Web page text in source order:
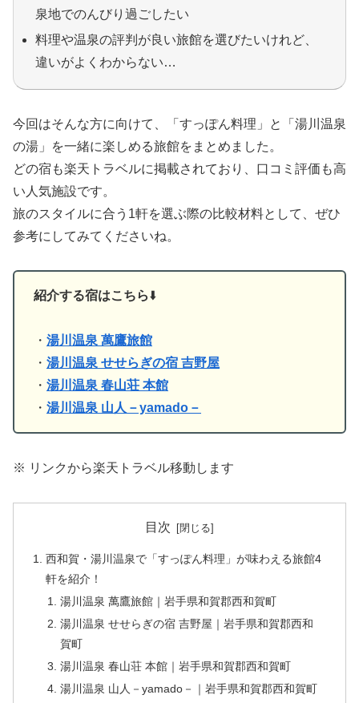
泉地でのんびり過ごしたい
料理や温泉の評判が良い旅館を選びたいけれど、
違いがよくわからない…
今回はそんな方に向けて、「すっぽん料理」と「湯川温泉
の湯」を一緒に楽しめる旅館をまとめました。
どの宿も楽天トラベルに掲載されており、口コミ評価も高
い人気施設です。
旅のスタイルに合う1軒を選ぶ際の比較材料として、ぜひ
参考にしてみてくださいね。
紹介する宿はこちら⬇️
・ 湯川温泉 萬鷹旅館
・ 湯川温泉 せせらぎの宿 吉野屋
・ 湯川温泉 春山荘 本館
・ 湯川温泉 山人－yamado－
※ リンクから楽天トラベル移動します
目次
西和賀・湯川温泉で「すっぽん料理」が味わえる旅館4
軒を紹介！
湯川温泉 萬鷹旅館｜岩手県和賀郡西和賀町
湯川温泉 せせらぎの宿 吉野屋｜岩手県和賀郡西和
賀町
湯川温泉 春山荘 本館｜岩手県和賀郡西和賀町
湯川温泉 山人－yamado－｜岩手県和賀郡西和賀町